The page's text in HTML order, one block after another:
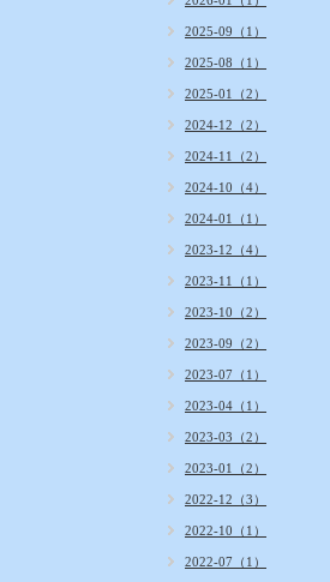
2025-09（1）
2025-08（1）
2025-01（2）
2024-12（2）
2024-11（2）
2024-10（4）
2024-01（1）
2023-12（4）
2023-11（1）
2023-10（2）
2023-09（2）
2023-07（1）
2023-04（1）
2023-03（2）
2023-01（2）
2022-12（3）
2022-10（1）
2022-07（1）